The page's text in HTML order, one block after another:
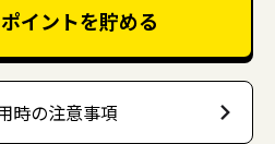
イントを貯める
時の注意事項